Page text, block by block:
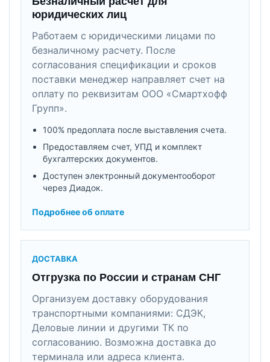
юридических лиц
Работаем с юридическими лицами по
безналичному расчету. После
согласования спецификации и сроков
поставки менеджер направляет счет на
оплату по реквизитам ООО «Смартхофф
Групп».
100% предоплата после выставления счета.
Предоставляем счет, УПД и комплект
бухгалтерских документов.
Доступен электронный документооборот
через Диадок.
Подробнее об оплате
ДОСТАВКА
Отгрузка по России и странам СНГ
Организуем доставку оборудования
транспортными компаниями: СДЭК,
Деловые линии и другими ТК по
согласованию. Возможна доставка до
терминала или адреса клиента.